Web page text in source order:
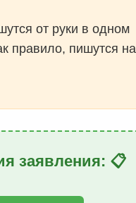
от руки в одном
правило, пишутся на
заявления: 📋